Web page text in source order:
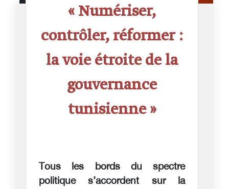
« Numériser,
contrôler, réformer :
la voie étroite de la
gouvernance
tunisienne »
Tous les bords du spectre
politique s’accordent sur la